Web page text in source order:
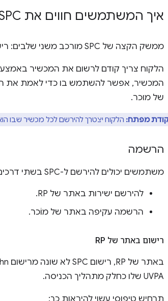
איך המשתמשים חווים את SPC?
ממשק הקצה של SPC מורכב משני שלבים: רישום ואימות.
המכשיר, אפשר להשתמש בו כדי לאמת
של מוכר.
מפתח: הלקוח יצטרך להירשם לכל מכשיר שבו
הרשמה
משתמשים יכולים להירשם ל-SPC בשתי דרכים:
להירשם ישירות באתר של RP.
הרשמה עקיפה באתר של מוֹכר.
רישום באתר של RP
UVPA שלו כחלק מתהליך הכניסה.
תרחיש טיפוסי עשוי להיראות כך: